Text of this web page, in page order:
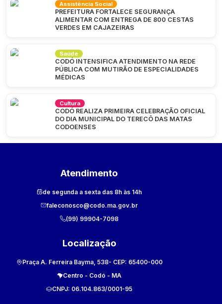
Assistência Social
PREFEITURA FORTALECE SEGURANÇA
ALIMENTAR COM ENTREGA DE 800 CESTAS
VERDES EM CAJAZEIRAS
Saúde
CODÓ INTENSIFICA ATENDIMENTO NA REDE
PÚBLICA COM MUTIRÃO DE ESPECIALIDADES
MÉDICAS
Cultura
CODÓ REALIZA PRIMEIRA CELEBRAÇÃO OFICIAL
DO DIA MUNICIPAL DO TERECÔ DAS MATAS
CODOENSES
Atendimento
de segunda a sexta das 8h às 14h
faleconosco@codo.ma.gov.br
(99) 99904-7098
Localização
Praça A. Ferreira Bayma, 538- CEP: 65400-000
Centro - Codó - MA
CNPJ: 06.104.863/0001-95